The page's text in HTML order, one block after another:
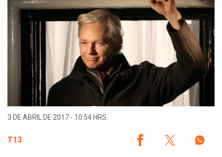
3 DE ABRIL DE 2017 - 10:54 HRS.
T13